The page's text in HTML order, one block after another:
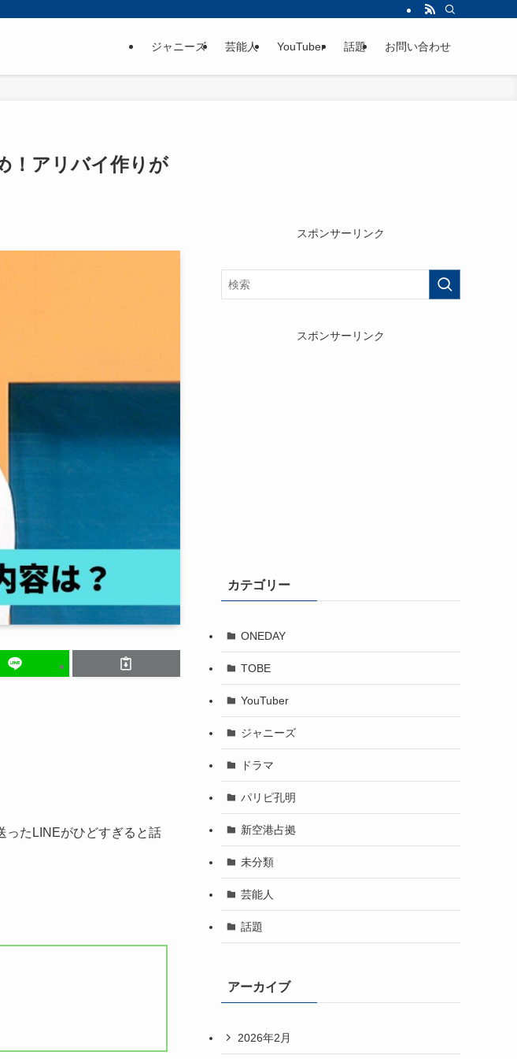
ジャニーズ 芸能人 YouTuber 話題 お問い合わせ
！アリバイ作りが
ったLINEがひどすぎると話
スポンサーリンク
スポンサーリンク
カテゴリー
ONEDAY
TOBE
YouTuber
ジャニーズ
ドラマ
パリピ孔明
新空港占拠
未分類
芸能人
話題
アーカイブ
2026年2月